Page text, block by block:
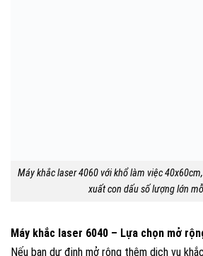
Máy khắc laser 4060 với khổ làm việc
xuất con dấu số lượng lớn
Máy khắc laser 6040 – Lựa chọn mở
Nếu bạn dự định mở rộng thêm dịch vụ